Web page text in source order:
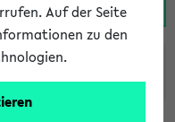
M N O
Y
Z
Auf der Seite
zu den